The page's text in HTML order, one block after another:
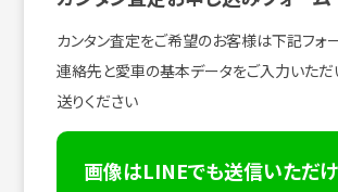
カンタン査定をご希望のお客様は下記フォ
連絡先と愛車の基本データをご入力いた
送りください
画像はLINEでも送信いただけ